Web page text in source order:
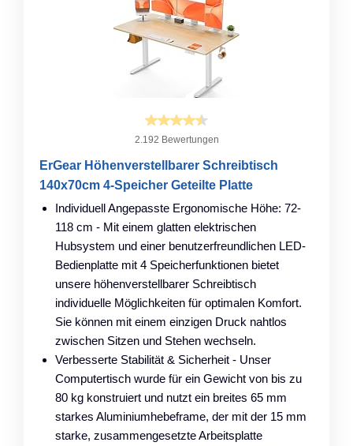
2.192 Bewertungen
ErGear Höhenverstellbarer Schreibtisch
140x70cm 4-Speicher Geteilte Platte
Individuell Angepasste Ergonomische Höhe: 72-
118 cm - Mit einem glatten elektrischen
Hubsystem und einer benutzerfreundlichen LED-
Bedienplatte mit 4 Speicherfunktionen bietet
unsere höhenverstellbarer Schreibtisch
individuelle Möglichkeiten für optimalen Komfort.
Sie können mit einem einzigen Druck nahtlos
zwischen Sitzen und Stehen wechseln.
Verbesserte Stabilität & Sicherheit - Unser
Computertisch wurde für ein Gewicht von bis zu
80 kg konstruiert und nutzt ein breites 65 mm
starkes Aluminiumhebeframe, der mit der 15 mm
starke, zusammengesetzte Arbeitsplatte